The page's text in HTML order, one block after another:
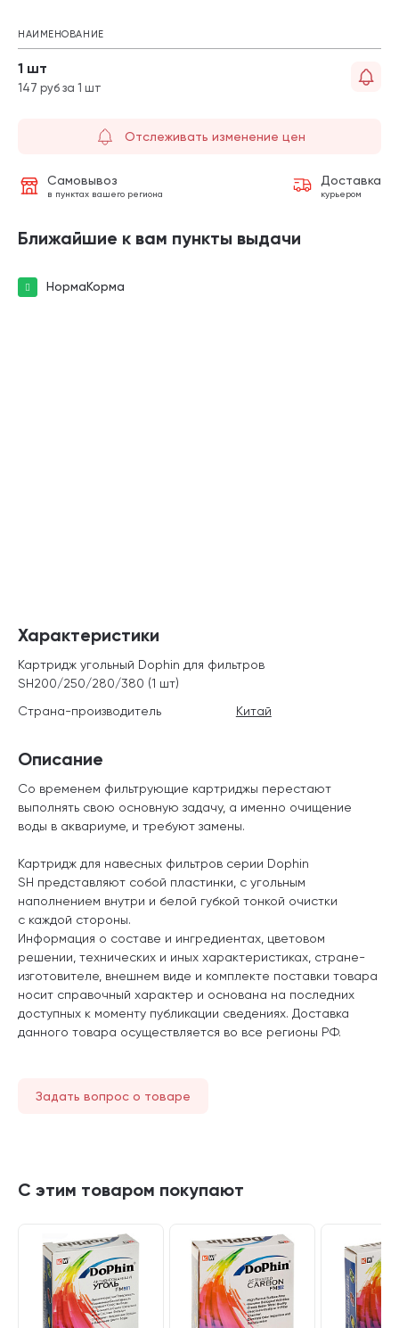
НАИМЕНОВАНИЕ
1 шт
147 руб за 1 шт
Отслеживать изменение цен
Самовывоз
в пунктах вашего региона
Доставка
курьером
Ближайшие к вам пункты выдачи
НормаКорма
Описание
Со временем фильтрующие картриджы перестают
выполнять свою основную задачу, а именно очищение
воды в аквариуме, и требуют замены.
Картридж для навесных фильтров серии Dophin
SH представляют собой пластинки, с угольным
наполнением внутри и белой губкой тонкой очистки
с каждой стороны.
Информация о составе и ингредиентах, цветовом
решении, технических и иных характеристиках, стране-
изготовителе, внешнем виде и комплекте поставки товара
носит справочный характер и основана на последних
доступных к моменту публикации сведениях. Доставка
данного товара осуществляется во все регионы РФ.
Задать вопрос о товаре
Характеристики
Картридж угольный Dophin для фильтров
SH200/250/280/380 (1 шт)
Страна-производитель
Китай
С этим товаром покупают